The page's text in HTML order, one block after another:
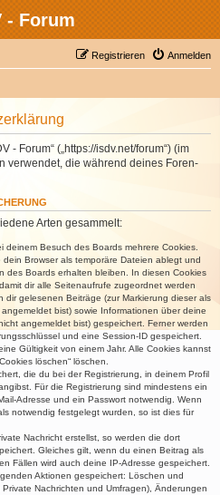
- Forum
Anmelden
Registrieren
- Forum“ („https://isdv.net/forum“) (im
verwendet, die während deines Foren-
Arten gesammelt:
deinem Besuch des Boards mehrere Cookies.
Browser als temporäre Dateien ablegt und
des Boards erhalten bleiben. In diesen Cookies
dir alle Seitenaufrufe zugeordnet werden
gelesenen Beiträge (zur Markierung dieser als
bist) sowie Informationen über deine
angemeldet bist) gespeichert. Ferner werden
und eine Session-ID gespeichert.
Gültigkeit von einem Jahr. Alle Cookies kannst
löschen“ löschen.
die du bei der Registrierung, in deinem Profil
Für die Registrierung sind mindestens ein
Adresse und ein Passwort notwendig. Wenn
notwendig festgelegt wurden, so ist dies für
Nachricht erstellst, so werden die dort
Gleiches gilt, wenn du einen Beitrag als
Fällen wird auch deine IP-Adresse gespeichert.
Aktionen gespeichert: Löschen und
Nachrichten und Umfragen), Änderungen